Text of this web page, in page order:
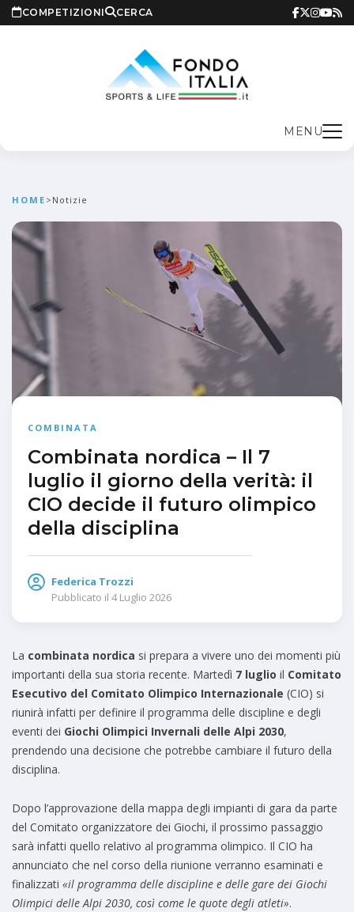
COMPETIZIONI CERCA
MENU
HOME > Notizie
COMBINATA
Combinata nordica – Il 7
luglio il giorno della verità: il
CIO decide il futuro olimpico
della disciplina
Federica Trozzi
Pubblicato il 4 Luglio 2026
La combinata nordica si prepara a vivere uno dei momenti più
importanti della sua storia recente. Martedì 7 luglio il Comitato
Esecutivo del Comitato Olimpico Internazionale (CIO) si
riunirà infatti per definire il programma delle discipline e degli
eventi dei Giochi Olimpici Invernali delle Alpi 2030,
prendendo una decisione che potrebbe cambiare il futuro della
disciplina.
Dopo l’approvazione della mappa degli impianti di gara da parte
del Comitato organizzatore dei Giochi, il prossimo passaggio
sarà infatti quello relativo al programma olimpico. Il CIO ha
annunciato che nel corso della riunione verranno esaminati e
finalizzati «il programma delle discipline e delle gare dei Giochi
Olimpici delle Alpi 2030, così come le quote degli atleti».